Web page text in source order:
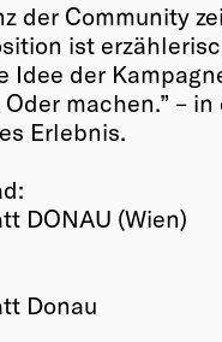
der Community
ist
Idee der
machen.” – in
Erlebnis.
DONAU (Wien)
Donau